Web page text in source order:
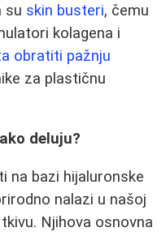
su skin busteri, čemu
kolagena i
obratiti pažnju
za plastičnu
deluju?
na bazi hijaluronske
nalazi u našoj
Njihova osnovna